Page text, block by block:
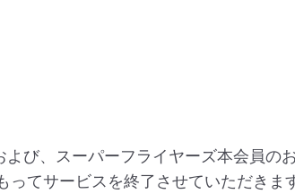
び、スーパーフライヤーズ本会員の
てサービスを終了させていただきま